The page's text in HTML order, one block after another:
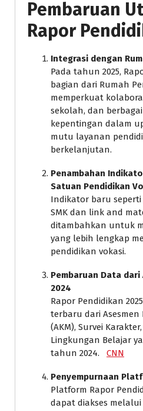
Pembaruan
Rapor
Integrasi dengan
Pada tahun 2025,
bagian dari Rumah
memperkuat
sekolah, dan
kepentingan dalam
mutu layanan
berkelanjutan.
Penambahan
Satuan Pendidikan
Indikator baru
SMK dan link and
ditambahkan untuk
yang lebih lengkap
pendidikan vokasi.
Pembaruan Data
2024
Rapor Pendidikan
terbaru dari Asesmen
(AKM), Survei
Lingkungan Belajar
tahun 2024.
CNN
Penyempurnaan
Platform Rapor
dapat diakses